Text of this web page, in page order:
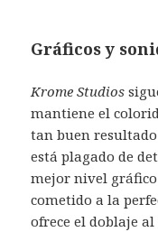
Gráficos y
Krome Studios
mantiene el
tan buen
está plagado de
mejor nivel gráfico
cometido a la
ofrece el doblaje